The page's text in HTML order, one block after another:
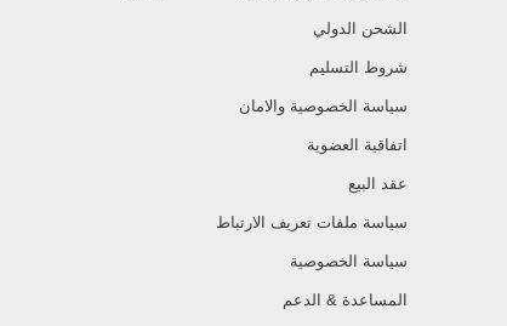
الشحن الدولي
شروط التسليم
سياسة الخصوصية والامان
اتفاقية العضوية
عقد البيع
سياسة ملفات تعريف الارتباط
سياسة الخصوصية
المساعدة & الدعم